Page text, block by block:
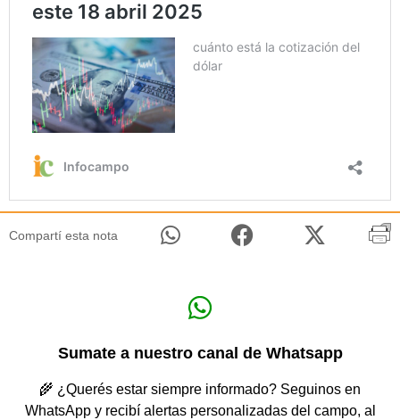
Compartí esta nota
Sumate a nuestro canal de Whatsapp
🌾 ¿Querés estar siempre informado? Seguinos en
WhatsApp y recibí alertas personalizadas del campo, al